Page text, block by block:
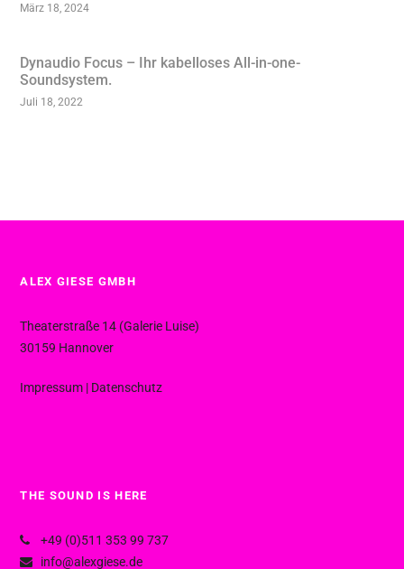
März 18, 2024
Dynaudio Focus – Ihr kabelloses All-in-one-
Soundsystem.
Juli 18, 2022
ALEX GIESE GMBH
Theaterstraße 14 (Galerie Luise)
30159 Hannover
Impressum | Datenschutz
THE SOUND IS HERE
+49 (0)511 353 99 737
info@alexgiese.de